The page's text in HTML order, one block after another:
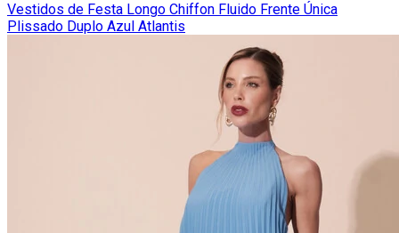
Vestidos de Festa Longo Chiffon Fluido Frente Única
Plissado Duplo Azul Atlantis